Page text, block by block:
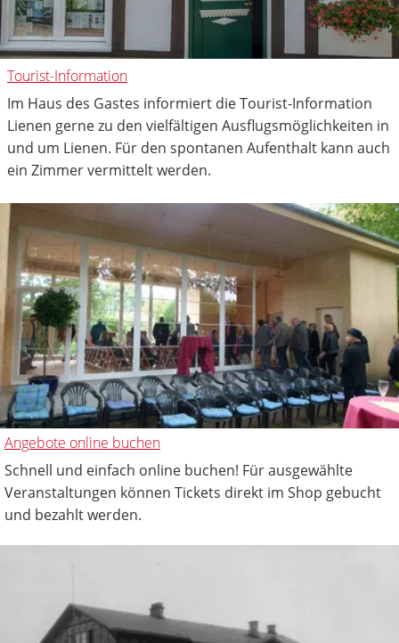
Tourist-Information
Im Haus des Gastes informiert die Tourist-Information
Lienen gerne zu den vielfältigen Ausflugsmöglichkeiten in
und um Lienen. Für den spontanen Aufenthalt kann auch
ein Zimmer vermittelt werden.
Angebote online buchen
Schnell und einfach online buchen! Für ausgewählte
Veranstaltungen können Tickets direkt im Shop gebucht
und bezahlt werden.